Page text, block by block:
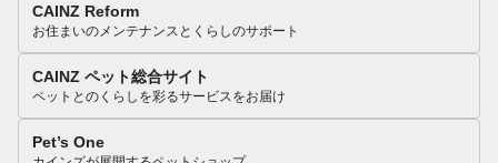
CAINZ Reform
お住まいのメンテナンスとくらしのサポート
CAINZ ペット総合サイト
ペットとのくらしを彩るサービスをお届け
Pet’s One